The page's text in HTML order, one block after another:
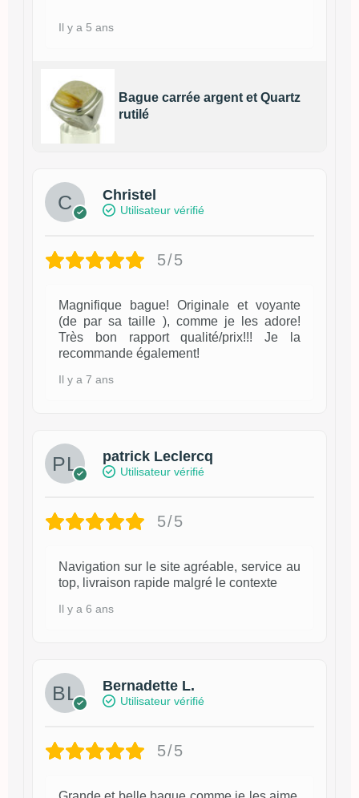
Il y a 5 ans
Bague carrée argent et Quartz
rutilé
Christel
Utilisateur vérifié
5/5
Magnifique bague! Originale et voyante
(de par sa taille ), comme je les adore!
Très bon rapport qualité/prix!!! Je la
recommande également!
Il y a 7 ans
patrick Leclercq
Utilisateur vérifié
5/5
Navigation sur le site agréable, service au
top, livraison rapide malgré le contexte
Il y a 6 ans
Bernadette L.
Utilisateur vérifié
5/5